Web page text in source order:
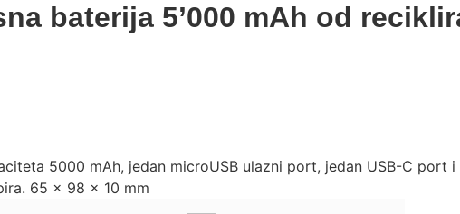
baterija 5’000 mAh od
5000 mAh, jedan microUSB ulazni port, jedan USB-C port
65 x 98 x 10 mm